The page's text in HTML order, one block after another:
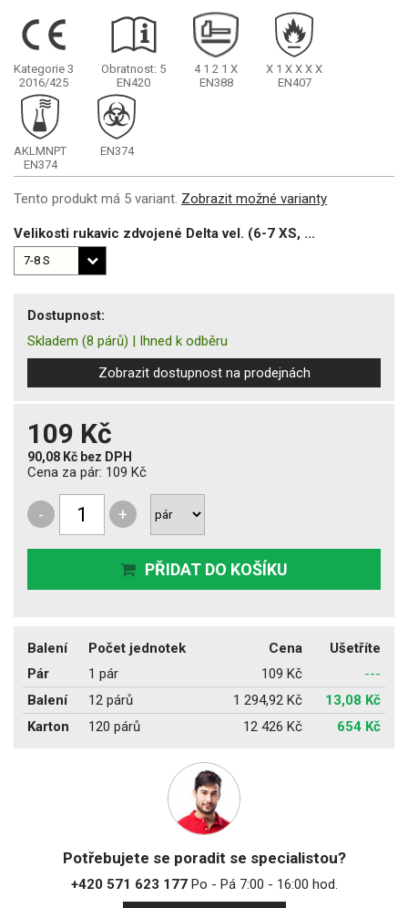
Kategorie 3
2016/425
Obratnost: 5
EN420
4 1 2 1 X
EN388
X 1 X X X X
EN407
AKLMNPT
EN374
EN374
Tento produkt má 5 variant. Zobrazit možné varianty
Velikosti rukavic zdvojené Delta vel. (6-7 XS, ...
Dostupnost:
Skladem (8 párů) | Ihned k odběru
Zobrazit dostupnost na prodejnách
109 Kč
90,08 Kč bez DPH
Cena za pár: 109 Kč
- +
PŘIDAT DO KOŠÍKU
Balení Počet jednotek Cena
Ušetříte
Pár
1 pár 109 Kč
---
Balení
12 párů 1 294,92 Kč
13,08 Kč
Karton
120 párů 12 426 Kč 654 Kč
Potřebujete se poradit se specialistou?
+420 571 623 177Po - Pá 7:00 - 16:00 hod.